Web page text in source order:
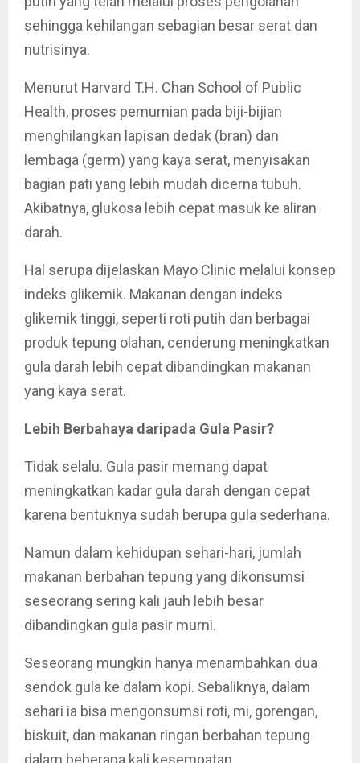
sehingga kehilangan sebagian besar serat dan
nutrisinya.
Menurut Harvard T.H. Chan School of Public
Health, proses pemurnian pada biji-bijian
menghilangkan lapisan dedak (bran) dan
lembaga (germ) yang kaya serat, menyisakan
bagian pati yang lebih mudah dicerna tubuh.
Akibatnya, glukosa lebih cepat masuk ke aliran
darah.
Hal serupa dijelaskan Mayo Clinic melalui konsep
indeks glikemik. Makanan dengan indeks
glikemik tinggi, seperti roti putih dan berbagai
produk tepung olahan, cenderung meningkatkan
gula darah lebih cepat dibandingkan makanan
yang kaya serat.
Lebih Berbahaya daripada Gula Pasir?
Tidak selalu. Gula pasir memang dapat
meningkatkan kadar gula darah dengan cepat
karena bentuknya sudah berupa gula sederhana.
Namun dalam kehidupan sehari-hari, jumlah
makanan berbahan tepung yang dikonsumsi
seseorang sering kali jauh lebih besar
dibandingkan gula pasir murni.
Seseorang mungkin hanya menambahkan dua
sendok gula ke dalam kopi. Sebaliknya, dalam
sehari ia bisa mengonsumsi roti, mi, gorengan,
biskuit, dan makanan ringan berbahan tepung
dalam beberapa kali kesempatan.